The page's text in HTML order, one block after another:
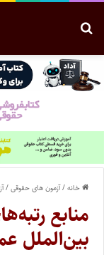
خانه/آزمون های حقوقی/
منابع
بین‌الملل